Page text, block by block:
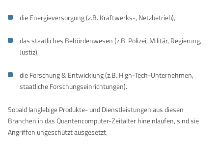
die Energieversorgung (z.B. Kraftwerks-, Netzbetrieb),
das staatliches Behördenwesen (z.B. Polizei, Militär, Regierung,
Justiz),
die Forschung & Entwicklung (z.B. High-Tech-Unternehmen,
staatliche Forschungseinrichtungen).
Sobald langlebige Produkte- und Dienstleistungen aus diesen
Branchen in das Quantencomputer-Zeitalter hineinlaufen, sind sie
Angriffen ungeschützt ausgesetzt.